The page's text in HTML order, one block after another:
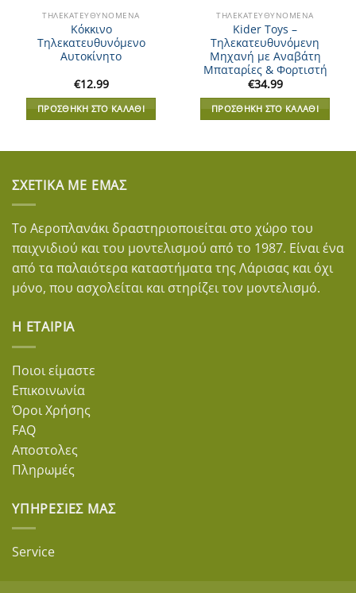
ΤΗΛΕΚΑΤΕΥΘΥΝΌΜΕΝΑ
Κόκκινο
Τηλεκατευθυνόμενο
Αυτοκίνητο
€12.99
ΠΡΟΣΘΉΚΗ ΣΤΟ ΚΑΛΆΘΙ
ΤΗΛΕΚΑΤΕΥΘΥΝΌΜΕΝΑ
Kider Toys –
Τηλεκατευθυνόμενη
Μηχανή με Αναβάτη
Μπαταρίες & Φορτιστή
€34.99
ΠΡΟΣΘΉΚΗ ΣΤΟ ΚΑΛΆΘΙ
ΣΧΕΤΙΚΆ ΜΕ ΕΜΆΣ
Το Αεροπλανάκι δραστηριοποιείται στο χώρο του
παιχνιδιού και του μοντελισμού από το 1987. Είναι ένα
από τα παλαιότερα καταστήματα της Λάρισας και όχι
μόνο, που ασχολείται και στηρίζει τον μοντελισμό.
Η ΕΤΑΙΡΊΑ
Ποιοι είμαστε
Επικοινωνία
Όροι Χρήσης
FAQ
Αποστολες
Πληρωμές
ΥΠΗΡΕΣΊΕΣ ΜΑΣ
Service